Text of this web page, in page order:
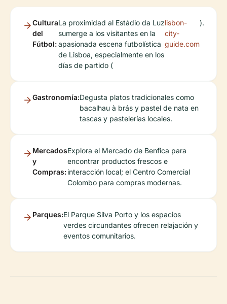
Cultura
del
Fútbol:
La proximidad al Estádio da Luz
sumerge a los visitantes en la
apasionada escena futbolística
de Lisboa, especialmente en los
días de partido (
lisbon-
city-
guide.com
).
Gastronomía:Degusta platos tradicionales como
bacalhau à brás y pastel de nata en
tascas y pastelerías locales.
Mercados
y
Compras:
Explora el Mercado de Benfica para
encontrar productos frescos e
interacción local; el Centro Comercial
Colombo para compras modernas.
Parques:El Parque Silva Porto y los espacios
verdes circundantes ofrecen relajación y
eventos comunitarios.